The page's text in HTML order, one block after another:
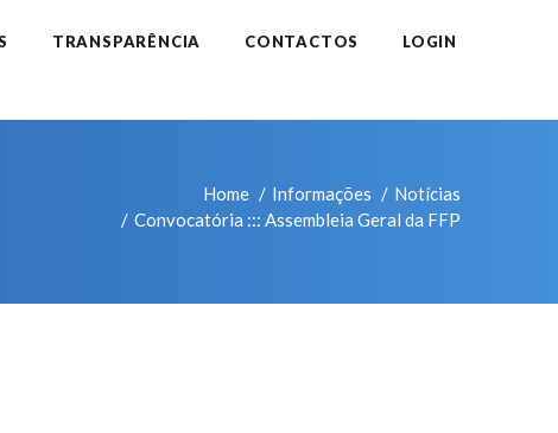
TRANSPARÊNCIA CONTACTOS LOGIN
Home Informações
Notícias
Convocatória ::: Assembleia Geral da FFP